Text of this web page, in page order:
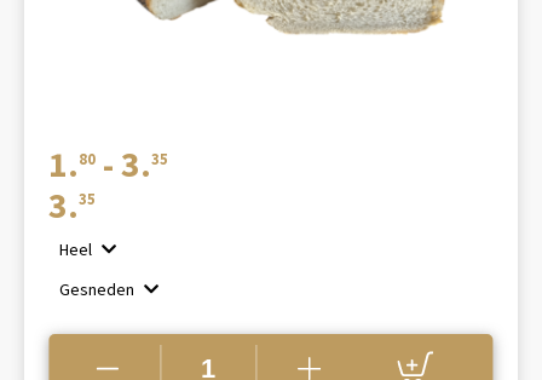
1. 80 -3.35
3.35
Heel
Gesneden